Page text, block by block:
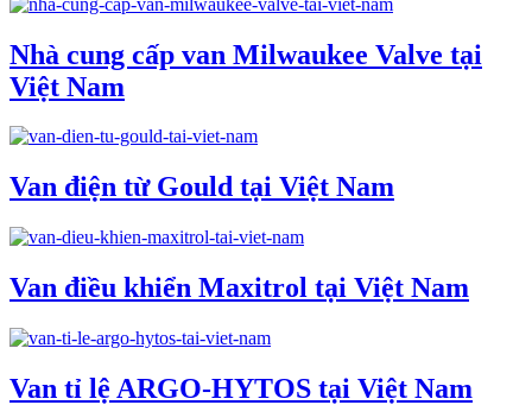
Nhà cung cấp van Milwaukee Valve tại
Việt Nam
Van điện từ Gould tại Việt Nam
Van điều khiển Maxitrol tại Việt Nam
Van tỉ lệ ARGO-HYTOS tại Việt Nam